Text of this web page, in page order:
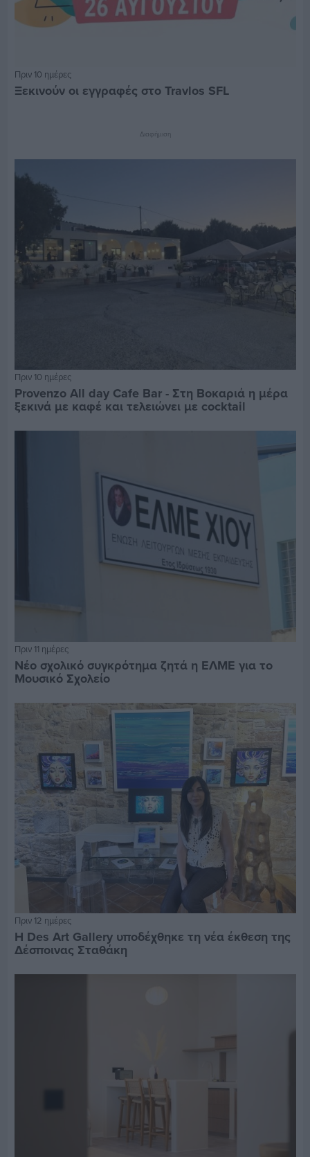
Πριν 10 ημέρες
Ξεκινούν οι εγγραφές στο Travlos SFL
Διαφήμιση
Πριν 10 ημέρες
Provenzo All day Cafe Bar - Στη Βοκαριά η μέρα
ξεκινά με καφέ και τελειώνει με cocktail
Πριν 11 ημέρες
Νέο σχολικό συγκρότημα ζητά η ΕΛΜΕ για το
Μουσικό Σχολείο
Πριν 12 ημέρες
Η Des Art Gallery υποδέχθηκε τη νέα έκθεση της
Δέσποινας Σταθάκη